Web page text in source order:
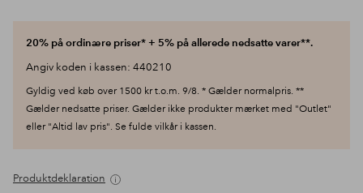
20% på ordinære priser* + 5% på allerede nedsatte varer**.
Angiv koden i kassen: 440210
Gyldig ved køb over 1500 kr t.o.m. 9/8. * Gælder normalpris. **
Gælder nedsatte priser. Gælder ikke produkter mærket med "Outlet"
eller "Altid lav pris". Se fulde vilkår i kassen.
Produktdeklaration